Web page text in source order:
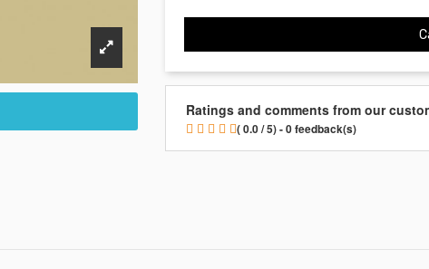
Ratings and comments from our
( 0.0 / 5) - 0 feedback(s)